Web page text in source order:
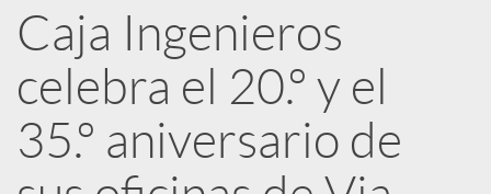
b
l
i
Caja Ingenieros
celebra el 20.º y el
35.º aniversario de